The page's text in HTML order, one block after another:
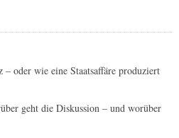
oder wie eine Staatsaffäre produziert
geht die Diskussion – und worüber